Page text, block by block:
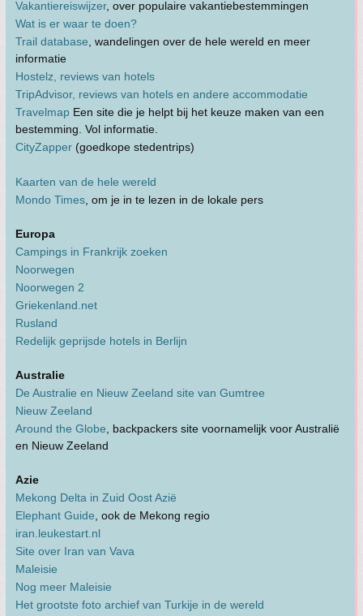
Vakantiereiswijzer, over populaire vakantiebestemmingen
Wat is er waar te doen?
Trail database , wandelingen over de hele wereld en meer
informatie
Hostelz, reviews van hotels
TripAdvisor, reviews van hotels en andere accommodatie
Travelmap Een site die je helpt bij het keuze maken van een
bestemming. Vol informatie.
CityZapper (goedkope stedentrips)
Kaarten van de hele wereld
Mondo Times , om je in te lezen in de lokale pers
Europa
Campings in Frankrijk zoeken
Noorwegen
Noorwegen 2
Griekenland.net
Rusland
Redelijk geprijsde hotels in Berlijn
Australie
De Australie en Nieuw Zeeland site van Gumtree
Nieuw Zeeland
Around the Globe , backpackers site voornamelijk voor Australië
en Nieuw Zeeland
Azie
Mekong Delta in Zuid Oost Azië
Elephant Guide , ook de Mekong regio
iran.leukestart.nl
Site over Iran van Vava
Maleisie
Nog meer Maleisie
Het grootste foto archief van Turkije in de wereld